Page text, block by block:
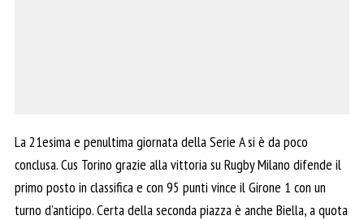
La 21esima e penultima giornata della Serie A si è da poco
conclusa. Cus Torino grazie alla vittoria su Rugby Milano difende il
primo posto in classifica e con 95 punti vince il Girone 1 con un
turno d’anticipo. Certa della seconda piazza è anche Biella, a quota